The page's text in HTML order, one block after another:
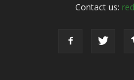
Contact us: